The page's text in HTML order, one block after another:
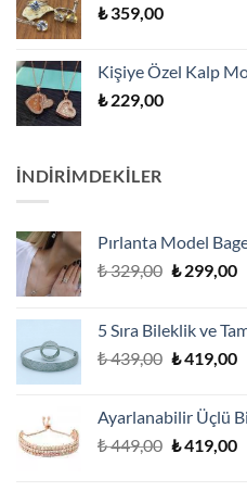
₺359,00
Kişiye Özel Kalp
₺229,00
İNDİRİMDEKİLER
Pırlanta Model
₺329,00 Orijinal
₺299,00Şu
5 Sıra Bileklik ve
₺439,00 Orijinal
₺419,00Şu
₺
Ayarlanabilir Üçlü
₺449,00 Orijinal
₺419,00Şu